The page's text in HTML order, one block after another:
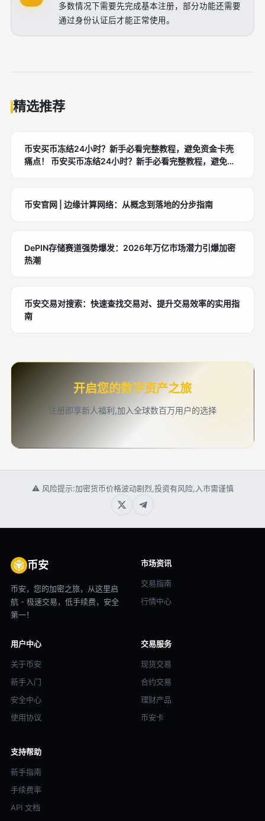
多数情况下需要先完成基本注册，部分功能还需要
通过身份认证后才能正常使用。
精选推荐
币安买币冻结24小时？新手必看完整教程，避免资金卡壳
痛点！ 币安买币冻结24小时？新手必看完整教程，避免资
币安官网 | 边缘计算网络：从概念到落地的分步指南
DePIN存储赛道强势爆发：2026年万亿市场潜力引爆加密
热潮
币安交易对搜索：快速查找交易对、提升交易效率的实用指
南
开启您的数字资产之旅
注册即享新人福利,加入全球数百万用户的选择
⚠ 风险提示:加密货币价格波动剧烈,投资有风险,入市需谨慎
币安
币安，您的加密之旅，从这里启
航 - 极速交易，低手续费，安全
第一！
市场资讯
交易指南
行情中心
用户中心
关于币安
新手入门
安全中心
使用协议
交易服务
现货交易
合约交易
理财产品
币安卡
支持帮助
新手指南
手续费率
API 文档